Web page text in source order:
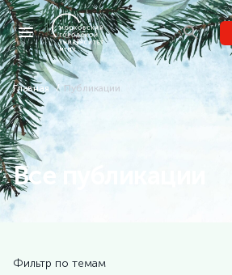
Главная Публикации
Все публикации
Фильтр по темам